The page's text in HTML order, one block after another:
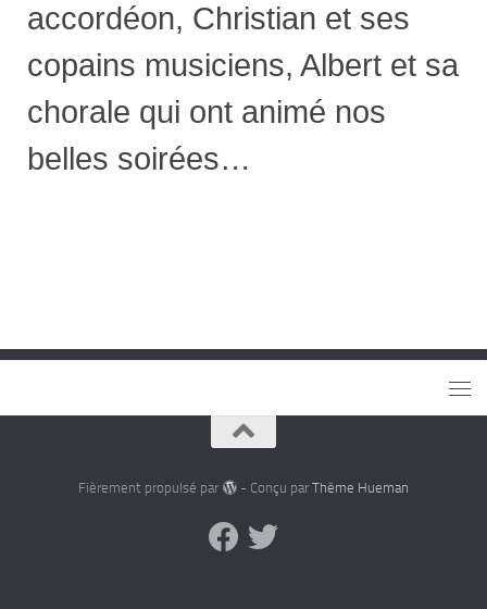
accordéon, Christian et ses
copains musiciens, Albert et sa
chorale qui ont animé nos
belles soirées…
Fièrement propulsé par - Conçu par Thème Hueman